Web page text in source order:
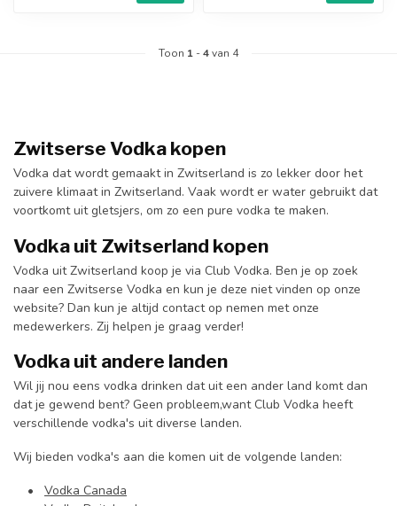
Toon 1 -4van 4
Zwitserse Vodka kopen
Vodka dat wordt gemaakt in Zwitserland is zo lekker door het
zuivere klimaat in Zwitserland. Vaak wordt er water gebruikt dat
voortkomt uit gletsjers, om zo een pure vodka te maken.
Vodka uit Zwitserland kopen
Vodka uit Zwitserland koop je via Club Vodka. Ben je op zoek
naar een Zwitserse Vodka en kun je deze niet vinden op onze
website? Dan kun je altijd contact op nemen met onze
medewerkers. Zij helpen je graag verder!
Vodka uit andere landen
Wil jij nou eens vodka drinken dat uit een ander land komt dan
dat je gewend bent? Geen probleem,want Club Vodka heeft
verschillende vodka's uit diverse landen.
Wij bieden vodka's aan die komen uit de volgende landen:
• Vodka Canada